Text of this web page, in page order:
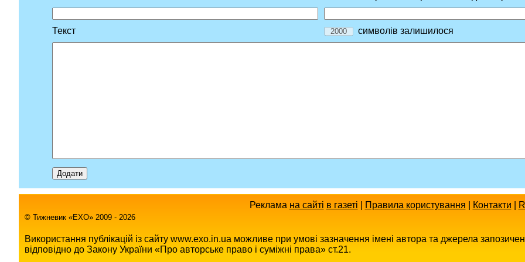
Текст символів залишилося
Реклама на сайті в газеті Правила користування Контакти
© Тижневик «EХO» 2009 - 2026
Використання публікацій із сайту www.exo.in.ua можливе при умові зазначення імені автора та джерела
відповідно до Закону України «Про авторське право і суміжні права» ст.21.